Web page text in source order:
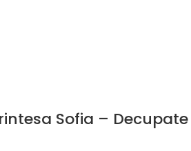
Sofia – Decupate